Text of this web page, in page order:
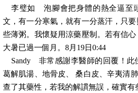
李璧如 泡腳會把身體的熱全逼至
文，有一分寒氣，就有一分蒸汗，只
些薄粥。我懷疑用涼藥壓制。若有信
大暑已過一個月。8月19日0:44
Sandy 非常感謝李醫師的回覆！此
葛解肌湯、地骨皮、 桑白皮、辛夷清
查了其藥性，若我的解謴無誤，確實有